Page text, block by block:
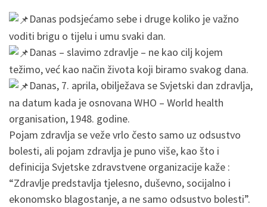
Danas podsjećamo sebe i druge koliko je važno
voditi brigu o tijelu i umu svaki dan.
Danas – slavimo zdravlje – ne kao cilj kojem
težimo, već kao način života koji biramo svakog dana.
Danas, 7. aprila, obilježava se Svjetski dan zdravlja,
na datum kada je osnovana WHO – World health
organisation, 1948. godine.
Pojam zdravlja se veže vrlo često samo uz odsustvo
bolesti, ali pojam zdravlja je puno više, kao što i
definicija Svjetske zdravstvene organizacije kaže :
“Zdravlje predstavlja tjelesno, duševno, socijalno i
ekonomsko blagostanje, a ne samo odsustvo bolesti”.